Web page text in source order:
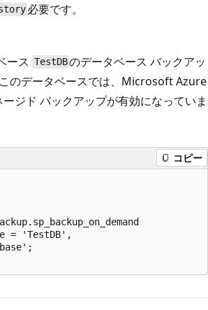
必要です。
ース TestDBのデータベース バックアッ
のデータベースでは、Microsoft Azure
ジド バックアップが有効になっていま
コピー
= 'TestDB',